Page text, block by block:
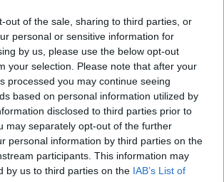
out of the sale, sharing to third parties, or
personal or sensitive information for
by us, please use the below opt-out
your selection. Please note that after your
processed you may continue seeing
based on personal information utilized by
disclosed to third parties prior to
may separately opt-out of the further
personal information by third parties on the
participants. This information may
by us to third parties on the IAB’s List of
ρωσόφωνο πληθυσμό στο
της γειτονικής χώρας από μια
που ενορχηστρώθηκε από